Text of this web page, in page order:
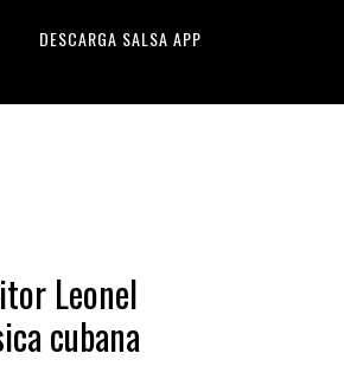
DESCARGA SALSA APP
Leonel
cubana